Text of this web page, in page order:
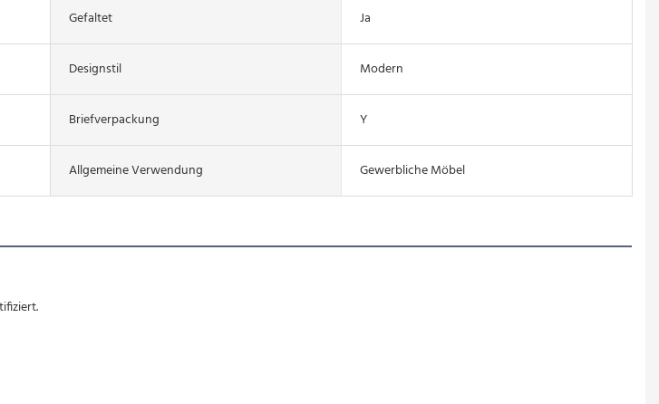
Gefaltet Ja
Designstil Modern
Briefverpackung Y
Allgemeine Verwendung Gewerbliche Möbel